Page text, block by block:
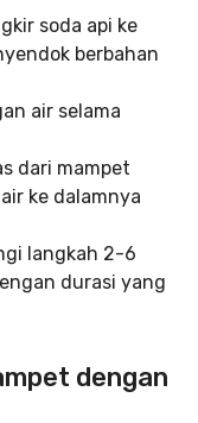
soda api ke
berbahan
air selama
dari mampet
ke dalamnya
langkah 2-6
durasi yang
dengan